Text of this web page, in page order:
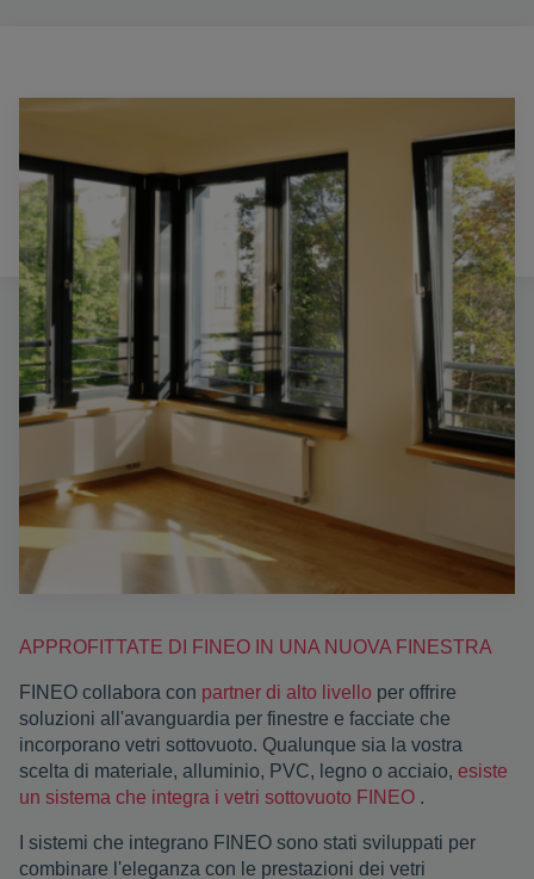
APPROFITTATE DI FINEO IN UNA NUOVA FINESTRA
FINEO collabora con partner di alto livello per offrire
soluzioni all'avanguardia per finestre e facciate che
incorporano vetri sottovuoto. Qualunque sia la vostra
scelta di materiale, alluminio, PVC, legno o acciaio, esiste
un sistema che integra i vetri sottovuoto FINEO .
I sistemi che integrano FINEO sono stati sviluppati per
combinare l'eleganza con le prestazioni dei vetri